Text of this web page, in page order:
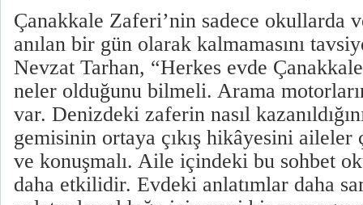
Çanakkale Zaferi’nin sadece okullarda
anılan bir gün olarak kalmamasını
Nevzat Tarhan, “Herkes evde
neler olduğunu bilmeli. Arama
var. Denizdeki zaferin nasıl
gemisinin ortaya çıkış hikâyesini aileler
ve konuşmalı. Aile içindeki bu sohbet
daha etkilidir. Evdeki anlatımlar daha